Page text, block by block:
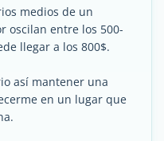
medios de un
oscilan entre los 500-
llegar a los 800$.
así mantener una
en un lugar que